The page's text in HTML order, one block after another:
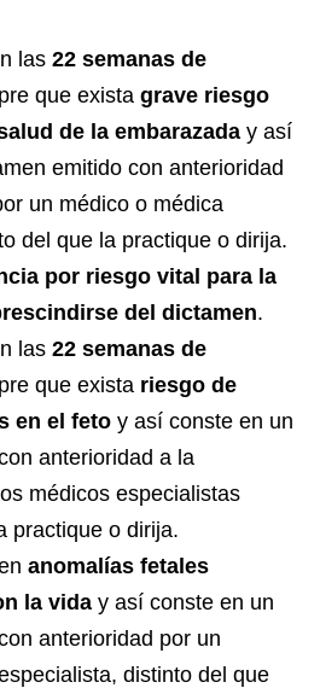
las 22 semanas de
que exista grave riesgo
de la embarazada y así
emitido con anterioridad
un médico o médica
del que la practique o dirija.
por riesgo vital para la
del dictamen.
las 22 semanas de
que exista riesgo de
en el feto y así conste en un
anterioridad a la
médicos especialistas
practique o dirija.
anomalías fetales
la vida y así conste en un
anterioridad por un
distinto del que